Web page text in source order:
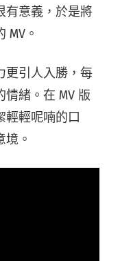
有意義，於是將
MV。
更引人入勝，每
緒。在 MV 版
輕輕呢喃的口
。